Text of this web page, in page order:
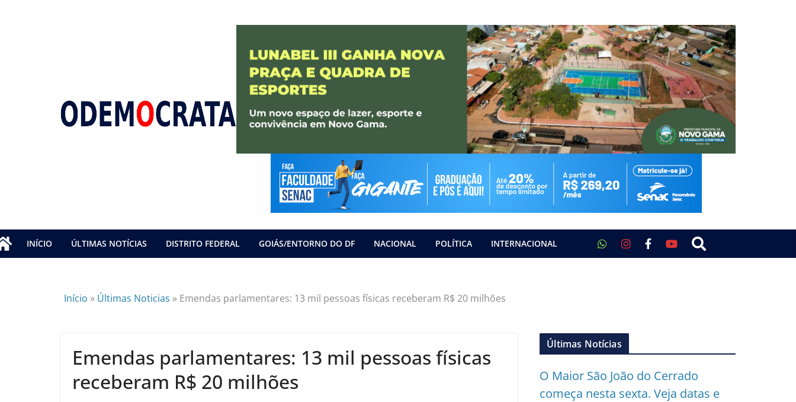
INÍCIO ÚLTIMAS NOTÍCIAS DISTRITO FEDERAL GOIÁS/ENTORNO DO DF NACIONAL POLÍTICA INTERNACIONAL
Início » Últimas Noticias » Emendas parlamentares: 13 mil pessoas físicas receberam R$ 20 milhões
Emendas parlamentares: 13 mil pessoas físicas
receberam R$ 20 milhões
Últimas Notícias
O Maior São João do Cerrado
começa nesta sexta. Veja datas e